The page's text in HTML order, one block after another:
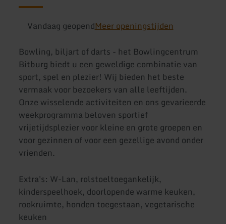
Vandaag geopendMeer openingstijden
Bowling, biljart of darts - het Bowlingcentrum
Bitburg biedt u een geweldige combinatie van
sport, spel en plezier! Wij bieden het beste
vermaak voor bezoekers van alle leeftijden.
Onze wisselende activiteiten en ons gevarieerde
weekprogramma beloven sportief
vrijetijdsplezier voor kleine en grote groepen en
voor gezinnen of voor een gezellige avond onder
vrienden.
Extra's: W-Lan, rolstoeltoegankelijk,
kinderspeelhoek, doorlopende warme keuken,
rookruimte, honden toegestaan, vegetarische
keuken